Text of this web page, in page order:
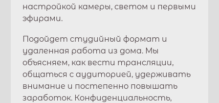
настройкой камеры, светом и первыми
эфирами.
Подойдет студийный формат и
удаленная работа из дома. Мы
объясняем, как вести трансляции,
общаться с аудиторией, удерживать
внимание и постепенно повышать
заработок. Конфиденциальность,